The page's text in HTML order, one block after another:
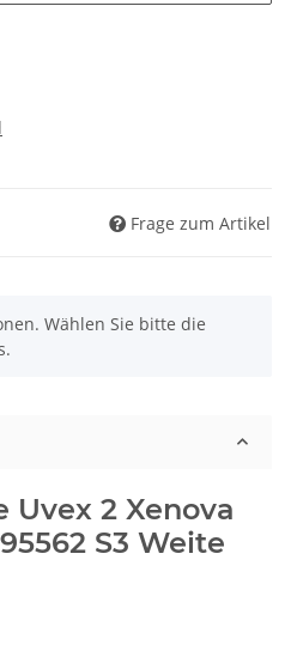
Frage zum Artikel
Wählen Sie bitte die
Uvex 2 Xenova
S3 Weite